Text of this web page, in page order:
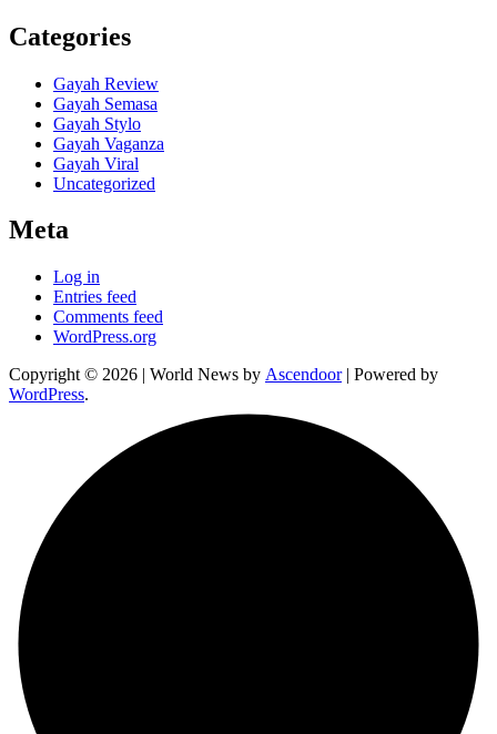
Categories
Gayah Review
Gayah Semasa
Gayah Stylo
Gayah Vaganza
Gayah Viral
Uncategorized
Meta
Log in
Entries feed
Comments feed
WordPress.org
Copyright © 2026 | World News by Ascendoor| Powered by
WordPress.